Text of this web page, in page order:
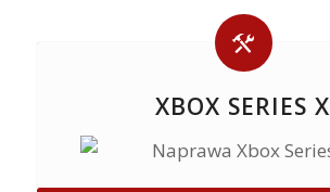
XBOX SERIES X